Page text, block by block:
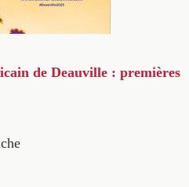
de Deauville : premières